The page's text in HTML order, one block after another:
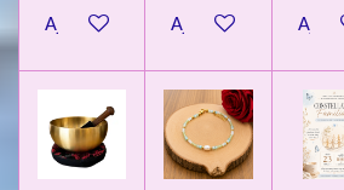
Ajouter au panierAjouter au panier